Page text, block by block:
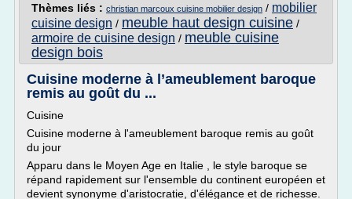
Thèmes liés : christian marcoux cuisine mobilier design / mobilier
cuisine design / meuble haut design cuisine /
armoire de cuisine design / meuble cuisine
design bois
Cuisine moderne à l’ameublement baroque
remis au goût du ...
Cuisine
Cuisine moderne à l'ameublement baroque remis au goût
du jour
Apparu dans le Moyen Age en Italie , le style baroque se
répand rapidement sur l'ensemble du continent européen et
devient synonyme d'aristocratie, d'élégance et de richesse.